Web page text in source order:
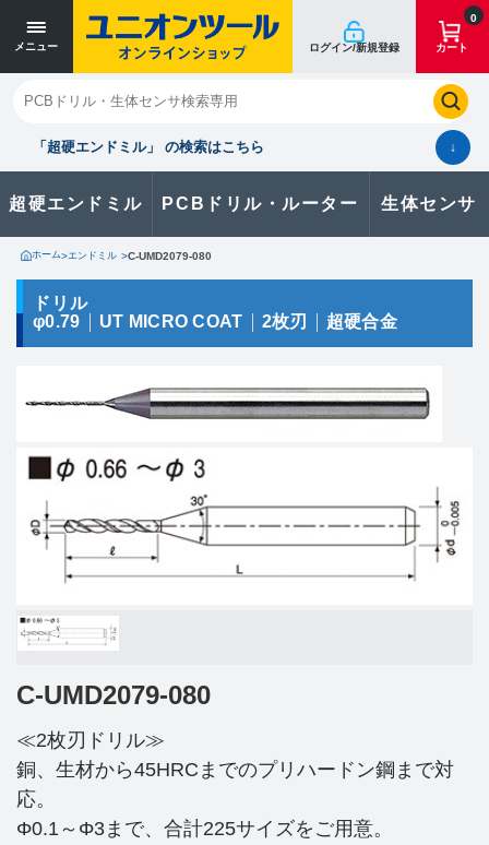
メニュー ログイン/新規登録
0
カート
「超硬エンドミル」 の検索はこちら ↓
超硬エンドミル PCBドリル・ルーター 生体センサ
閉じる
お気に入り クイックオーダー 購入履歴
製品に関するお問い合わせはこちら
カタログ一覧
ホーム>エンドミル >C-UMD2079-080
ドリル
φ0.79
UT MICRO COAT 2枚刃 超硬合金
C-UMD2079-080
≪2枚刃ドリル≫
銅、生材から45HRCまでのプリハードン鋼まで対
応。
Φ0.1～Φ3まで、合計225サイズをご用意。
寸法単位 [mm]
寸法単位 [mm]